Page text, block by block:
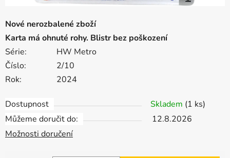
Nové nerozbalené zboží
Karta má ohnuté rohy. Blistr bez poškození
Série:
HW Metro
Číslo:
2/10
Rok:
2024
Dostupnost Skladem (1 ks)
Můžeme doručit do:
12.8.2026
Možnosti doručení